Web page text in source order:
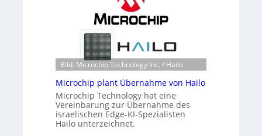
n
r
e
a
c
t
s
S
s
n
e
ü
b
e
r
Bild: Microchip Technology Inc. / Hailo
Microchip plant Übernahme von Hailo
Microchip Technology hat eine
Vereinbarung zur Übernahme des
israelischen Edge-KI-Spezialisten
Hailo unterzeichnet.